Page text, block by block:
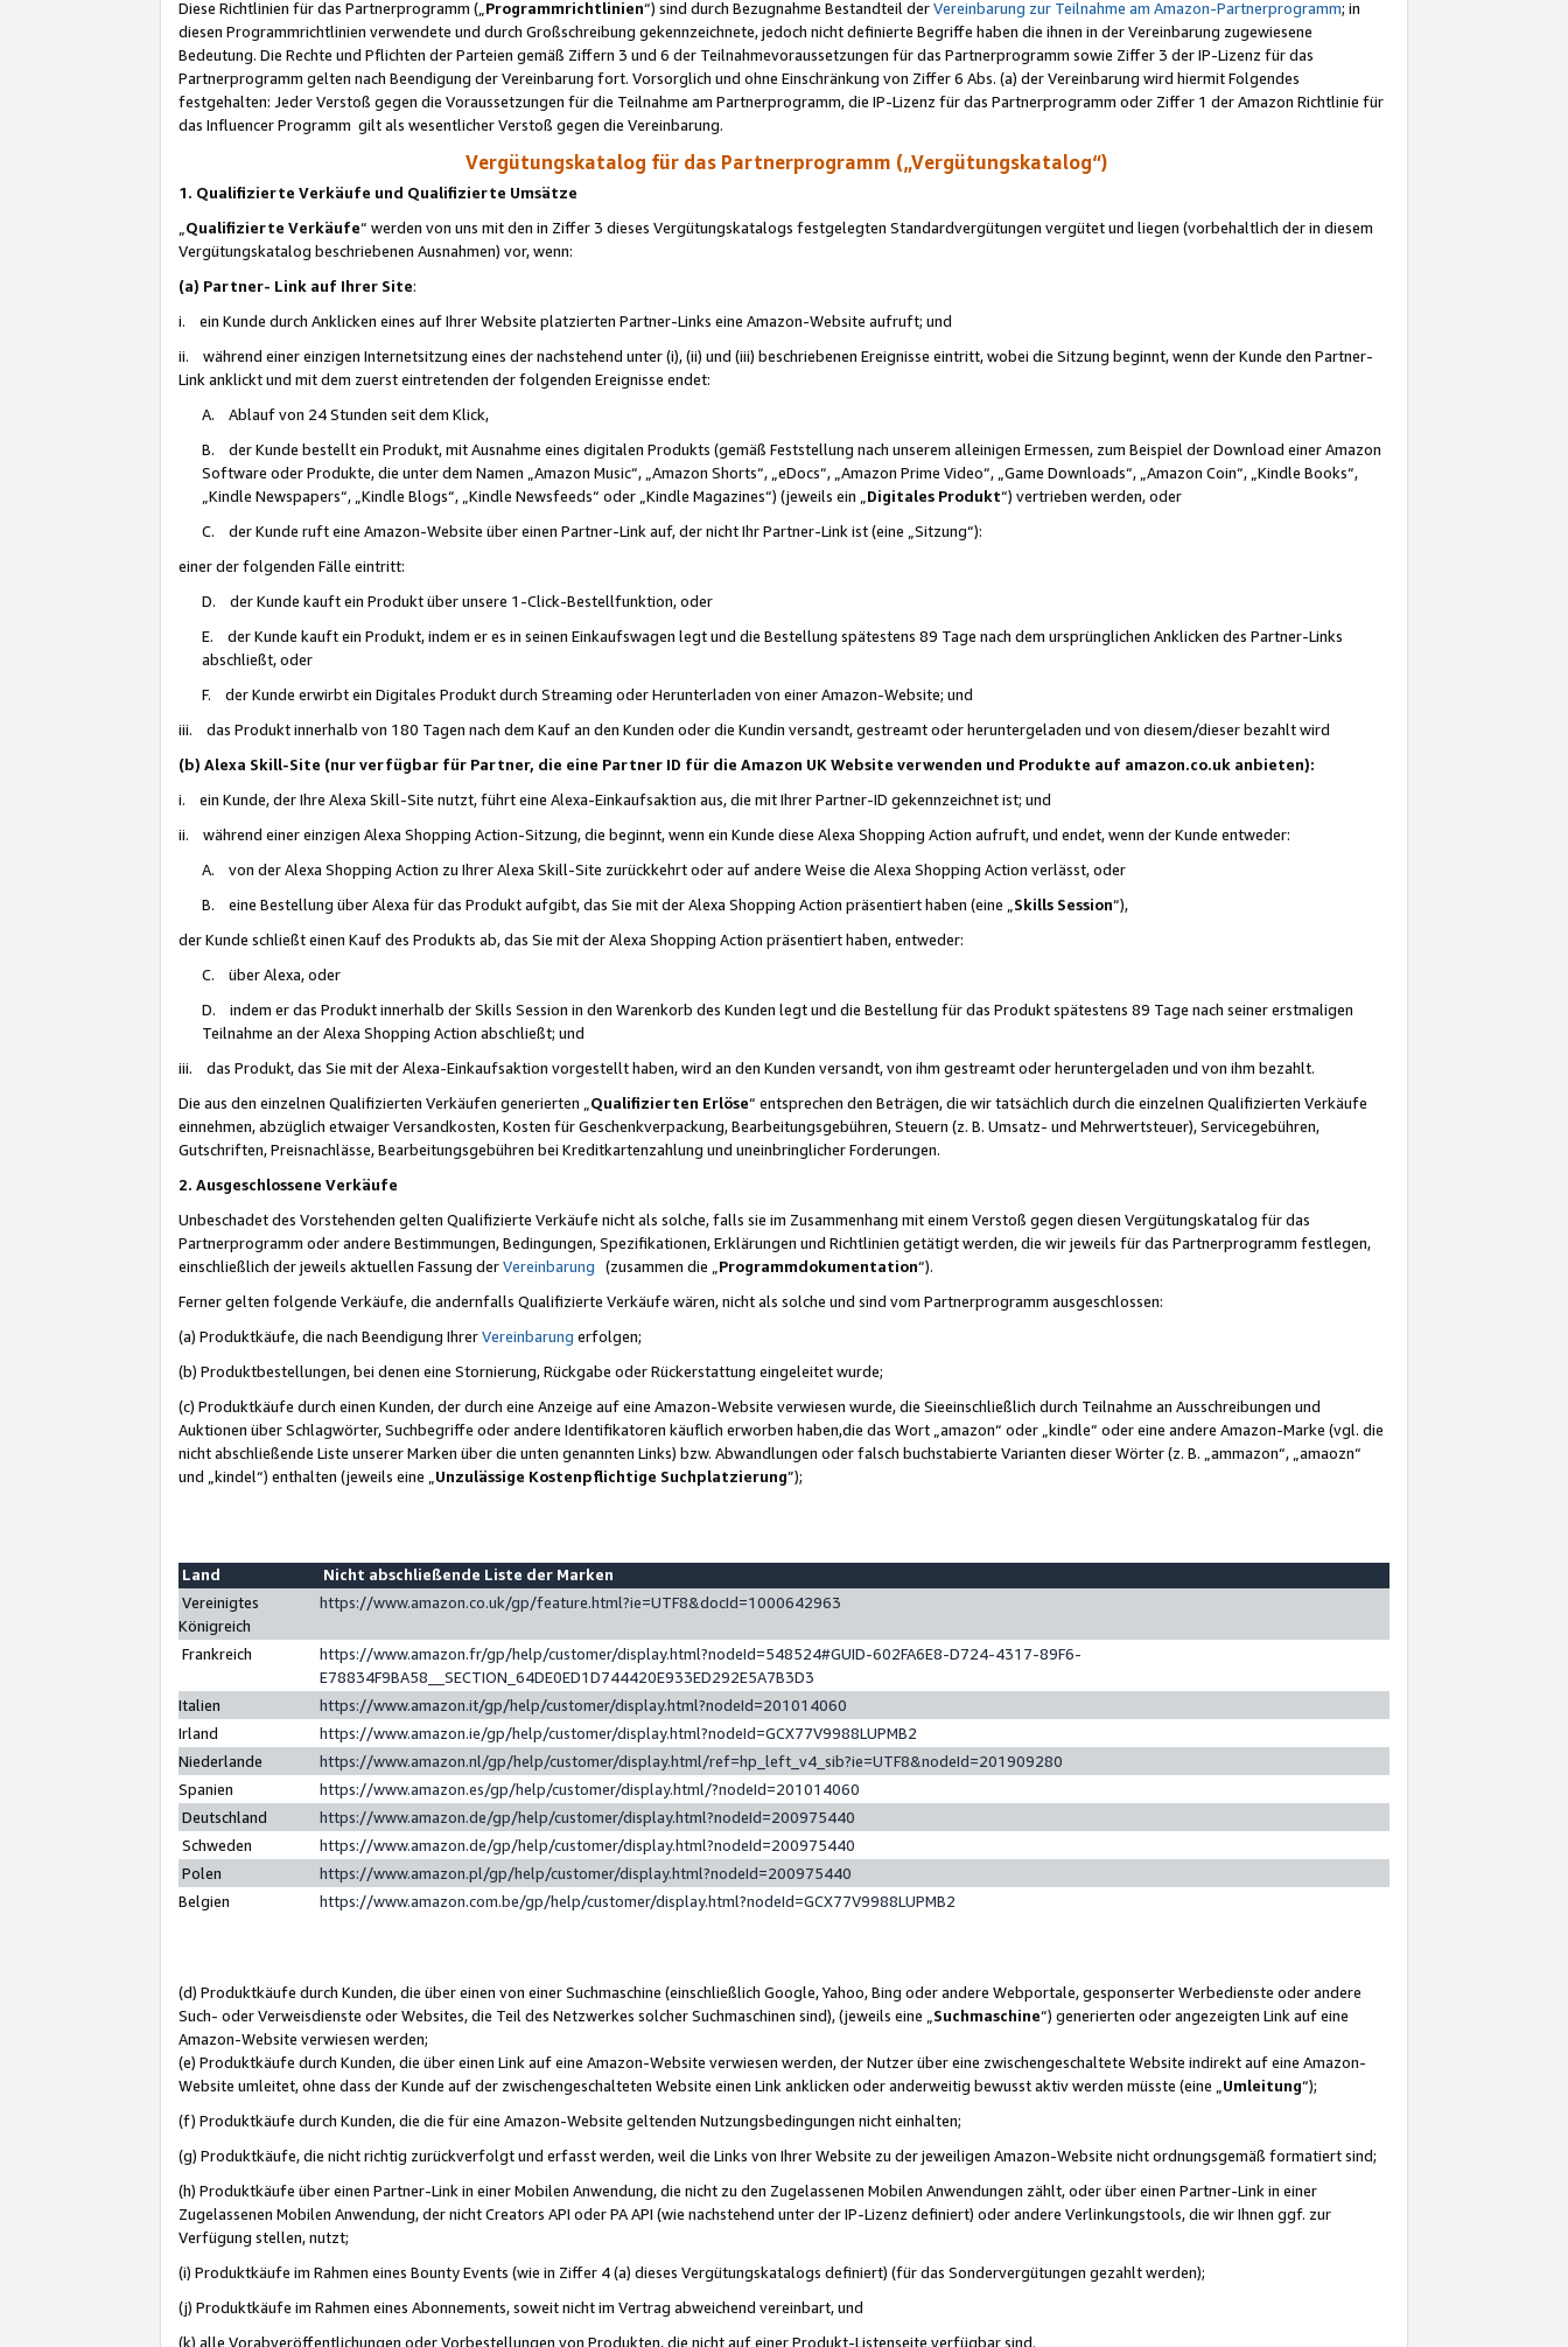
Diese Richtlinien für das Partnerprogramm („Programmrichtlinien“) sind durch Bezugnahme Bestandteil derVereinbarung zur Teilnahme am Amazon-Partnerprogramm; in
diesen Programmrichtlinien verwendete und durch Großschreibung gekennzeichnete, jedoch nicht definierte Begriffe haben die ihnen in der Vereinbarung zugewiesene
Bedeutung. Die Rechte und Pflichten der Parteien gemäß Ziffern 3 und 6 der Teilnahmevoraussetzungen für das Partnerprogramm sowie Ziffer 3 der IP-Lizenz für das
Partnerprogramm gelten nach Beendigung der Vereinbarung fort. Vorsorglich und ohne Einschränkung von Ziffer 6 Abs. (a) der Vereinbarung wird hiermit Folgendes
festgehalten: Jeder Verstoß gegen die Voraussetzungen für die Teilnahme am Partnerprogramm, die IP-Lizenz für das Partnerprogramm oder Ziffer 1 der Amazon Richtlinie für
das Influencer Programm gilt als wesentlicher Verstoß gegen die Vereinbarung.
Vergütungskatalog für das Partnerprogramm („Vergütungskatalog“)
1. Qualifizierte Verkäufe und Qualifizierte Umsätze
Qualifizierte Verkäufe“ werden von uns mit den in Ziffer 3 dieses Vergütungskatalogs festgelegten Standardvergütungen vergütet und liegen (vorbehaltlich der in diesem
Vergütungskatalog beschriebenen Ausnahmen) vor, wenn:
(a) Partner- Link auf Ihrer Site:
i. ein Kunde durch Anklicken eines auf Ihrer Website platzierten Partner-Links eine Amazon-Website aufruft; und
ii. während einer einzigen Internetsitzung eines der nachstehend unter (i), (ii) und (iii) beschriebenen Ereignisse eintritt, wobei die Sitzung beginnt, wenn der Kunde den Partner-
Link anklickt und mit dem zuerst eintretenden der folgenden Ereignisse endet:
A. Ablauf von 24 Stunden seit dem Klick,
B. der Kunde bestellt ein Produkt, mit Ausnahme eines digitalen Produkts (gemäß Feststellung nach unserem alleinigen Ermessen, zum Beispiel der Download einer Amazon
Software oder Produkte, die unter dem Namen „Amazon Music“, „Amazon Shorts“, „eDocs“, „Amazon Prime Video“, „Game Downloads“, „Amazon Coin“, „Kindle Books“,
„Kindle Newspapers“, „Kindle Blogs“, „Kindle Newsfeeds“ oder „Kindle Magazines“) (jeweils ein „ Digitales Produkt“) vertrieben werden, oder
C. der Kunde ruft eine Amazon-Website über einen Partner-Link auf, der nicht Ihr Partner-Link ist (eine „Sitzung“):
einer der folgenden Fälle eintritt:
D. der Kunde kauft ein Produkt über unsere 1-Click-Bestellfunktion, oder
E. der Kunde kauft ein Produkt, indem er es in seinen Einkaufswagen legt und die Bestellung spätestens 89 Tage nach dem ursprünglichen Anklicken des Partner-Links
abschließt, oder
F. der Kunde erwirbt ein Digitales Produkt durch Streaming oder Herunterladen von einer Amazon-Website; und
iii. das Produkt innerhalb von 180 Tagen nach dem Kauf an den Kunden oder die Kundin versandt, gestreamt oder heruntergeladen und von diesem/dieser bezahlt wird
(b) Alexa Skill-Site (nur verfügbar für Partner, die eine Partner ID für die Amazon UK Website verwenden und Produkte auf amazon.co.uk anbieten):
i. ein Kunde, der Ihre Alexa Skill-Site nutzt, führt eine Alexa-Einkaufsaktion aus, die mit Ihrer Partner-ID gekennzeichnet ist; und
ii. während einer einzigen Alexa Shopping Action-Sitzung, die beginnt, wenn ein Kunde diese Alexa Shopping Action aufruft, und endet, wenn der Kunde entweder:
A. von der Alexa Shopping Action zu Ihrer Alexa Skill-Site zurückkehrt oder auf andere Weise die Alexa Shopping Action verlässt, oder
B. eine Bestellung über Alexa für das Produkt aufgibt, das Sie mit der Alexa Shopping Action präsentiert haben (eine „ Skills Session“),
der Kunde schließt einen Kauf des Produkts ab, das Sie mit der Alexa Shopping Action präsentiert haben, entweder:
C. über Alexa, oder
D. indem er das Produkt innerhalb der Skills Session in den Warenkorb des Kunden legt und die Bestellung für das Produkt spätestens 89 Tage nach seiner erstmaligen
Teilnahme an der Alexa Shopping Action abschließt; und
iii. das Produkt, das Sie mit der Alexa-Einkaufsaktion vorgestellt haben, wird an den Kunden versandt, von ihm gestreamt oder heruntergeladen und von ihm bezahlt.
Die aus den einzelnen Qualifizierten Verkäufen generierten „ Qualifizierten Erlöse“ entsprechen den Beträgen, die wir tatsächlich durch die einzelnen Qualifizierten Verkäufe
einnehmen, abzüglich etwaiger Versandkosten, Kosten für Geschenkverpackung, Bearbeitungsgebühren, Steuern (z. B. Umsatz- und Mehrwertsteuer), Servicegebühren,
Gutschriften, Preisnachlässe, Bearbeitungsgebühren bei Kreditkartenzahlung und uneinbringlicher Forderungen.
2. Ausgeschlossene Verkäufe
Unbeschadet des Vorstehenden gelten Qualifizierte Verkäufe nicht als solche, falls sie im Zusammenhang mit einem Verstoß gegen diesen Vergütungskatalog für das
Partnerprogramm oder andere Bestimmungen, Bedingungen, Spezifikationen, Erklärungen und Richtlinien getätigt werden, die wir jeweils für das Partnerprogramm festlegen,
einschließlich der jeweils aktuellen Fassung derVereinbarung (zusammen die „ Programmdokumentation“).
Ferner gelten folgende Verkäufe, die andernfalls Qualifizierte Verkäufe wären, nicht als solche und sind vom Partnerprogramm ausgeschlossen:
(a) Produktkäufe, die nach Beendigung IhrerVereinbarung erfolgen;
(b) Produktbestellungen, bei denen eine Stornierung, Rückgabe oder Rückerstattung eingeleitet wurde;
(c) Produktkäufe durch einen Kunden, der durch eine Anzeige auf eine Amazon-Website verwiesen wurde, die Sieeinschließlich durch Teilnahme an Ausschreibungen und
Auktionen über Schlagwörter, Suchbegriffe oder andere Identifikatoren käuflich erworben haben,die das Wort „amazon“ oder „kindle“ oder eine andere Amazon-Marke (vgl. die
nicht abschließende Liste unserer Marken über die unten genannten Links) bzw. Abwandlungen oder falsch buchstabierte Varianten dieser Wörter (z. B. „ammazon“, „amaozn“
und „kindel“) enthalten (jeweils eine „ Unzulässige Kostenpflichtige Suchplatzierung”);
Land
Nicht abschließende Liste der Marken
Vereinigtes
Königreich
https://www.amazon.co.uk/gp/feature.html?ie=UTF8&docId=1000642963
Frankreich
https://www.amazon.fr/gp/help/customer/display.html?nodeId=548524#GUID-602FA6E8-D724-4317-89F6-
E78834F9BA58__SECTION_64DE0ED1D744420E933ED292E5A7B3D3
Italien
https://www.amazon.it/gp/help/customer/display.html?nodeId=201014060
Irland
https://www.amazon.ie/gp/help/customer/display.html?nodeId=GCX77V9988LUPMB2
Niederlande
https://www.amazon.nl/gp/help/customer/display.html/ref=hp_left_v4_sib?ie=UTF8&nodeId=201909280
Spanien
https://www.amazon.es/gp/help/customer/display.html/?nodeId=201014060
Deutschland
https://www.amazon.de/gp/help/customer/display.html?nodeId=200975440
Schweden
https://www.amazon.de/gp/help/customer/display.html?nodeId=200975440
Polen
https://www.amazon.pl/gp/help/customer/display.html?nodeId=200975440
Belgien
https://www.amazon.com.be/gp/help/customer/display.html?nodeId=GCX77V9988LUPMB2
(d) Produktkäufe durch Kunden, die über einen von einer Suchmaschine (einschließlich Google, Yahoo, Bing oder andere Webportale, gesponserter Werbedienste oder andere
Such- oder Verweisdienste oder Websites, die Teil des Netzwerkes solcher Suchmaschinen sind), (jeweils eine „ Suchmaschine“) generierten oder angezeigten Link auf eine
Amazon-Website verwiesen werden;
(e) Produktkäufe durch Kunden, die über einen Link auf eine Amazon-Website verwiesen werden, der Nutzer über eine zwischengeschaltete Website indirekt auf eine Amazon-
Website umleitet, ohne dass der Kunde auf der zwischengeschalteten Website einen Link anklicken oder anderweitig bewusst aktiv werden müsste (eine „ Umleitung“);
(f) Produktkäufe durch Kunden, die die für eine Amazon-Website geltenden Nutzungsbedingungen nicht einhalten;
(g) Produktkäufe, die nicht richtig zurückverfolgt und erfasst werden, weil die Links von Ihrer Website zu der jeweiligen Amazon-Website nicht ordnungsgemäß formatiert sind;
(h) Produktkäufe über einen Partner-Link in einer Mobilen Anwendung, die nicht zu den Zugelassenen Mobilen Anwendungen zählt, oder über einen Partner-Link in einer
Zugelassenen Mobilen Anwendung, der nicht Creators API oder PA API (wie nachstehend unter der IP-Lizenz definiert) oder andere Verlinkungstools, die wir Ihnen ggf. zur
Verfügung stellen, nutzt;
(i) Produktkäufe im Rahmen eines Bounty Events (wie in Ziffer 4 (a) dieses Vergütungskatalogs definiert) (für das Sondervergütungen gezahlt werden);
(j) Produktkäufe im Rahmen eines Abonnements, soweit nicht im Vertrag abweichend vereinbart, und
(k) alle Vorabveröffentlichungen oder Vorbestellungen von Produkten, die nicht auf einer Produkt-Listenseite verfügbar sind.